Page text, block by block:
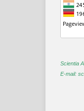
Scientia
E-mail: